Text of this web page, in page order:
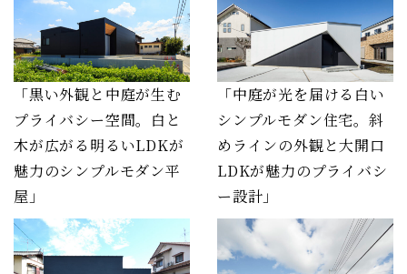
「黒い外観と中庭が生む
プライバシー空間。白と
木が広がる明るいLDKが
魅力のシンプルモダン平
屋」
「中庭が光を届ける白い
シンプルモダン住宅。斜
めラインの外観と大開口
LDKが魅力のプライバシ
ー設計」